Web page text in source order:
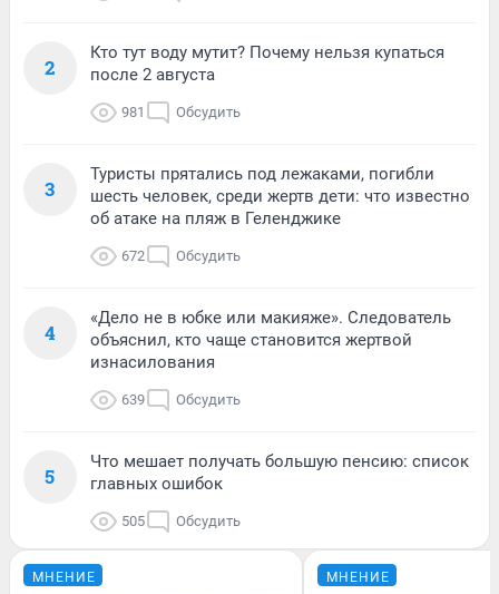
2
Кто тут воду мутит? Почему нельзя купаться
после 2 августа
981 Обсудить
3
Туристы прятались под лежаками, погибли
шесть человек, среди жертв дети: что известно
об атаке на пляж в Геленджике
672 Обсудить
4
«Дело не в юбке или макияже». Следователь
объяснил, кто чаще становится жертвой
изнасилования
639 Обсудить
5
Что мешает получать большую пенсию: список
главных ошибок
505 Обсудить
МНЕНИЕ МНЕНИЕ